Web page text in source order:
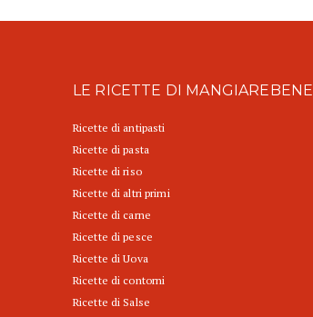
LE RICETTE DI MANGIAREBENE
Ricette di antipasti
Ricette di pasta
Ricette di riso
Ricette di altri primi
Ricette di carne
Ricette di pesce
Ricette di Uova
Ricette di contorni
Ricette di Salse